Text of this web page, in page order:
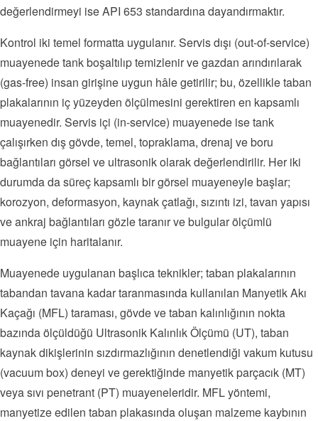
değerlendirmeyi ise API 653 standardına dayandırmaktır.
Kontrol iki temel formatta uygulanır. Servis dışı (out-of-service)
muayenede tank boşaltılıp temizlenir ve gazdan arındırılarak
(gas-free) insan girişine uygun hâle getirilir; bu, özellikle taban
plakalarının iç yüzeyden ölçülmesini gerektiren en kapsamlı
muayenedir. Servis içi (in-service) muayenede ise tank
çalışırken dış gövde, temel, topraklama, drenaj ve boru
bağlantıları görsel ve ultrasonik olarak değerlendirilir. Her iki
durumda da süreç kapsamlı bir görsel muayeneyle başlar;
korozyon, deformasyon, kaynak çatlağı, sızıntı izi, tavan yapısı
ve ankraj bağlantıları gözle taranır ve bulgular ölçümlü
muayene için haritalanır.
Muayenede uygulanan başlıca teknikler; taban plakalarının
tabandan tavana kadar taranmasında kullanılan Manyetik Akı
Kaçağı (MFL) taraması, gövde ve taban kalınlığının nokta
bazında ölçüldüğü Ultrasonik Kalınlık Ölçümü (UT), taban
kaynak dikişlerinin sızdırmazlığının denetlendiği vakum kutusu
(vacuum box) deneyi ve gerektiğinde manyetik parçacık (MT)
veya sıvı penetrant (PT) muayeneleridir. MFL yöntemi,
manyetize edilen taban plakasında oluşan malzeme kaybının